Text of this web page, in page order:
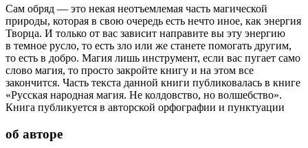
Сам обряд — это некая неотъемлемая часть магической
природы, которая в свою очередь есть нечто иное, как энергия
Творца. И только от вас зависит направите вы эту энергию
в темное русло, то есть зло или же станете помогать другим,
то есть в добро. Магия лишь инструмент, если вас пугает само
слово магия, то просто закройте книгу и на этом все
закончится. Часть текста данной книги публиковалась в книге
«Русская народная магия. Не колдовство, но волшебство».
Книга публикуется в авторской орфографии и пунктуации
об авторе